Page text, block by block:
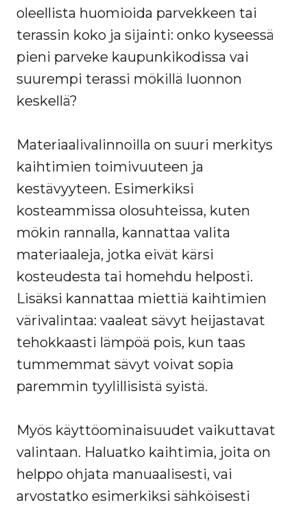
oleellista huomioida parvekkeen tai
terassin koko ja sijainti: onko kyseessä
pieni parveke kaupunkikodissa vai
suurempi terassi mökillä luonnon
keskellä?
Materiaalivalinnoilla on suuri merkitys
kaihtimien toimivuuteen ja
kestävyyteen. Esimerkiksi
kosteammissa olosuhteissa, kuten
mökin rannalla, kannattaa valita
materiaaleja, jotka eivät kärsi
kosteudesta tai homehdu helposti.
Lisäksi kannattaa miettiä kaihtimien
värivalintaa: vaaleat sävyt heijastavat
tehokkaasti lämpöä pois, kun taas
tummemmat sävyt voivat sopia
paremmin tyylillisistä syistä.
Myös käyttöominaisuudet vaikuttavat
valintaan. Haluatko kaihtimia, joita on
helppo ohjata manuaalisesti, vai
arvostatko esimerkiksi sähköisesti